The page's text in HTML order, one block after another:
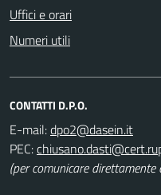
Uffici e orari
Numeri utili
CONTATTI D.P.O.
E-mail:
PEC:
(per comunicare